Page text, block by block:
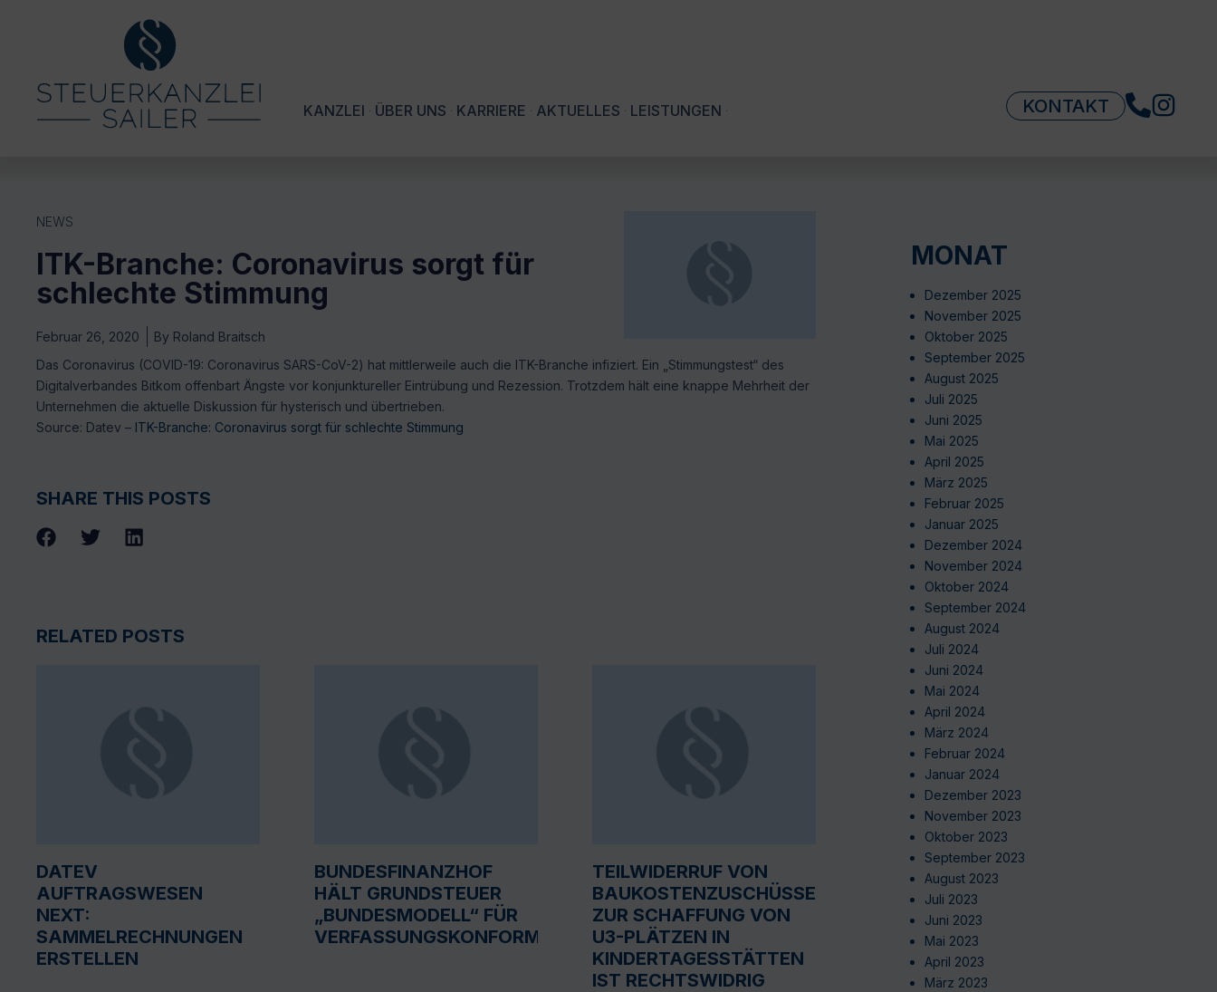
KANZLEI ÜBER UNS KARRIERE AKTUELLES LEISTUNGEN KONTAKT
NEWS
ITK-Branche: Coronavirus sorgt für
schlechte Stimmung
Februar 26, 2020 By Roland Braitsch
Das Coronavirus (COVID-19: Coronavirus SARS-CoV-2) hat mittlerweile auch die ITK-Branche infiziert. Ein „Stimmungstest“ des
Digitalverbandes Bitkom offenbart Ängste vor konjunktureller Eintrübung und Rezession. Trotzdem hält eine knappe Mehrheit der
Unternehmen die aktuelle Diskussion für hysterisch und übertrieben.
Source: Datev – ITK-Branche: Coronavirus sorgt für schlechte Stimmung
SHARE THIS POSTS
RELATED POSTS
DATEV
AUFTRAGSWESEN
NEXT:
SAMMELRECHNUNGEN
ERSTELLEN
BUNDESFINANZHOF
HÄLT GRUNDSTEUER
„BUNDESMODELL“ FÜR
VERFASSUNGSKONFORM
TEILWIDERRUF VON
BAUKOSTENZUSCHÜSSEN
ZUR SCHAFFUNG VON
U3-PLÄTZEN IN
KINDERTAGESSTÄTTEN
IST RECHTSWIDRIG
MONAT
Dezember 2025
November 2025
Oktober 2025
September 2025
August 2025
Juli 2025
Juni 2025
Mai 2025
April 2025
März 2025
Februar 2025
Januar 2025
Dezember 2024
November 2024
Oktober 2024
September 2024
August 2024
Juli 2024
Juni 2024
Mai 2024
April 2024
März 2024
Februar 2024
Januar 2024
Dezember 2023
November 2023
Oktober 2023
September 2023
August 2023
Juli 2023
Juni 2023
Mai 2023
April 2023
März 2023